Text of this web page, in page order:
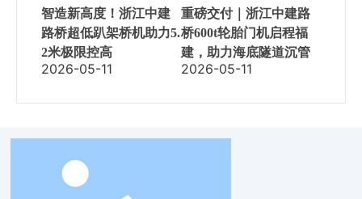
智造新高度！浙江中建
路桥超低趴架桥机助力5.
2米极限控高
2026-05-11
重磅交付｜浙江中建路
桥600t轮胎门机启程福
建，助力海底隧道沉管
2026-05-11